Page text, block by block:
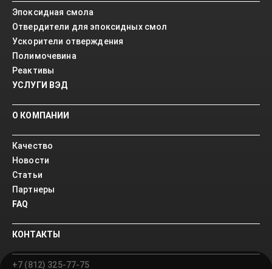
Эпоксидная смола
Отвердители для эпоксидных смол
Ускорители отверждения
Полимочевина
Реактивы
УСЛУГИ ВЭД
О КОМПАНИИ
Качество
Новости
Статьи
Партнеры
FAQ
КОНТАКТЫ
+7 (812) 325-77-75